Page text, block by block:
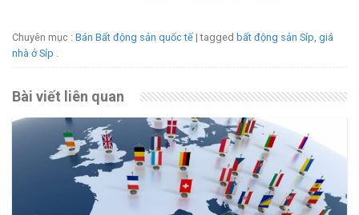
Chuyên mục : Bán Bất động sản quốc tế| tagged bất động sản Síp giá
nhà ở Síp
Bài viết liên quan